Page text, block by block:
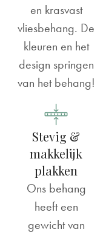
en krasvast
vliesbehang. De
kleuren en het
design springen
van het behang!
Stevig &
makkelijk
plakken
Ons behang
heeft een
gewicht van